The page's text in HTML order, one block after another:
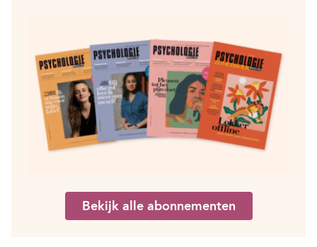
Bekijk alle abonnementen